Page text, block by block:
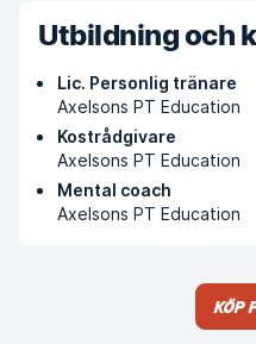
Utbildning och
Lic. Personlig tränare
Axelsons PT Education
Kostrådgivare
Axelsons PT Education
Mental coach
Axelsons PT Education
Köp